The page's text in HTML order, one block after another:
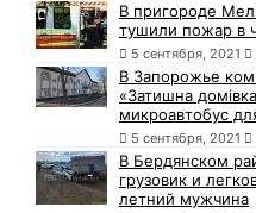
В пригороде
тушили пожар в
5 сентября, 2021
В Запорожье
«Затишна
микроавтобус
5 сентября, 2021
В Бердянском
грузовик и
летний мужчина